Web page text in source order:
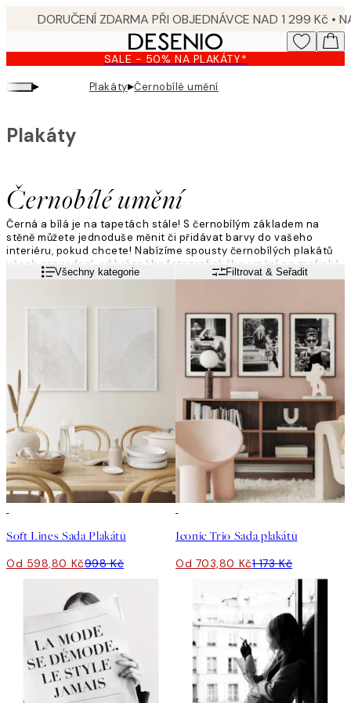
content.
SALE - 50% NA PLAKÁTY*
▸ Plakáty▸Černobílé umění
Černobílé umění
Plakáty
Černá a bílá je na tapetách stále! S černobílým základem na
stěně můžete jednoduše měnit či přidávat barvy do vašeho
interiéru, pokud chcete! Nabízíme spousty černobílých plakátů
všech provedení, od krásného fotografického umění po grafické
ilustrace a černobílé motivy.
Přečtěte si víceVšechny kategorie Filtrovat & Seřadit
Soft Lines Sada Plakátů
Od 598,80 Kč998 Kč
Iconic Trio Sada plakátů
Od 703,80 Kč1 173 Kč